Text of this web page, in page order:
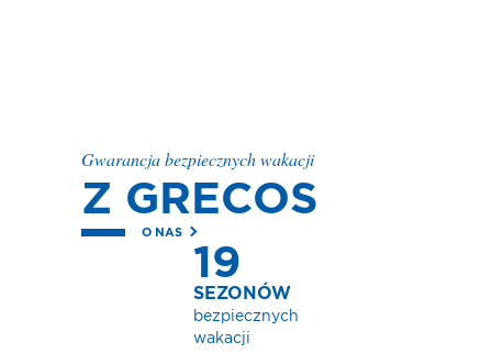
Gwarancja bezpiecznych wakacji
Z GRECOS
O NAS
19
SEZONÓW
bezpiecznych
wakacji